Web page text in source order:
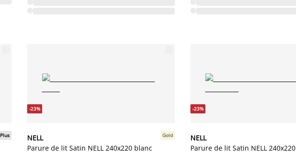
Plus
-23%
NELL
Parure de lit Satin NELL 240x220 blanc
Gold
-23%
NELL
Parure de lit Satin NELL 240x220